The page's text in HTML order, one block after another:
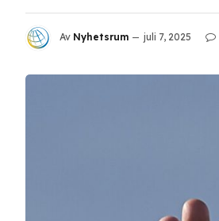
Av Nyhetsrum juli 7, 2025